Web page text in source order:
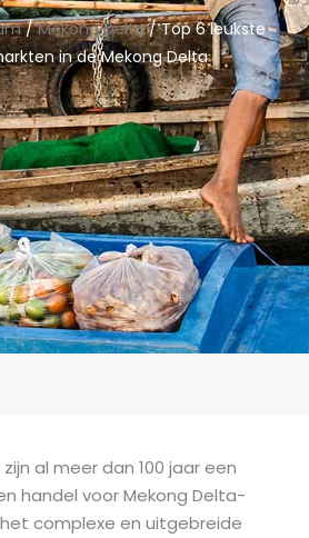
/Mekong Delta/ Top 6 leukste
in de Mekong Delta
al meer dan 100 jaar een
handel voor Mekong Delta-
complexe en uitgebreide